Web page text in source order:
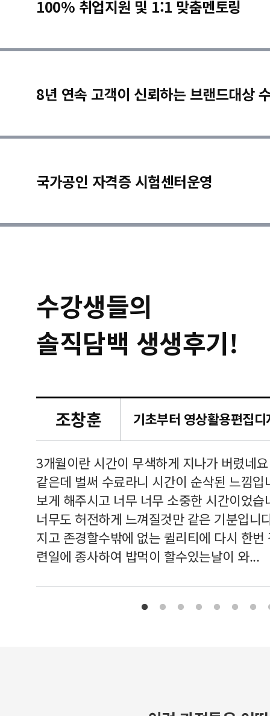
100% 취업지원 및 1:1 맞춤멘토링
8년 연속 고객이 신뢰하는 브랜드대상
국가공인 자격증 시험센터운영
수강생들의
솔직담백 생생후기!
조창훈
3개월이란 시간이 무색하게 지나가 버렸네
같은데 벌써 수료라니 시간이 순삭된 느낌
보게 해주시고 너무 너무 소중한 시간이었
너무도 허전하게 느껴질것만 같은 기분입니
지고 존경할수밖에 없는 퀼리티에 다시 한
련일에 종사하여 밥먹이 할수있는날이 와...